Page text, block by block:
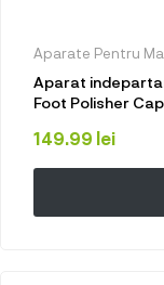
Aparate Pentru
Aparat
Foot Polisher
149.99 lei